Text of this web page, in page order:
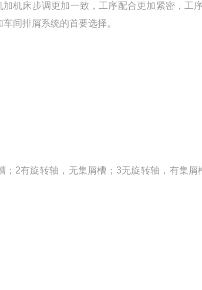
机床步调更加一致 ，工序配合更加紧密，工
间排屑系统的首要选择。
2有旋转轴，无集屑槽；3无旋转轴，有集屑